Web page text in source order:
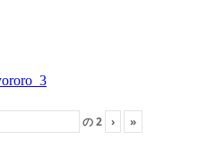
の2 › »